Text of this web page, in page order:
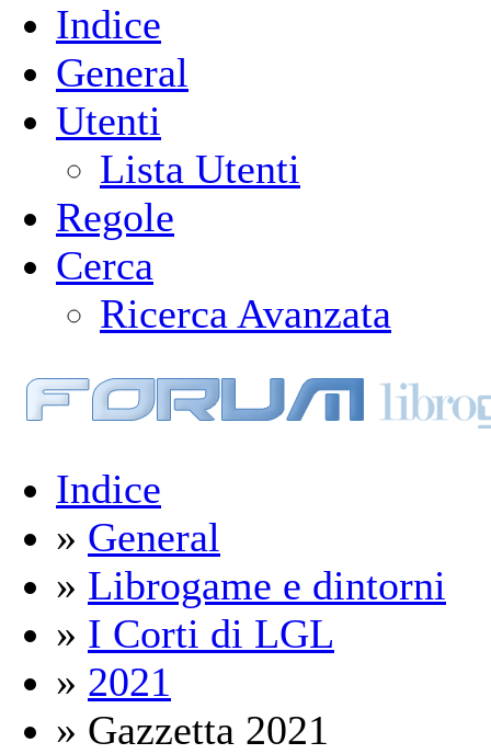
Indice
General
Utenti
Lista Utenti
Regole
Cerca
Ricerca Avanzata
Indice
» General
» Librogame e dintorni
» I Corti di LGL
» 2021
» Gazzetta 2021